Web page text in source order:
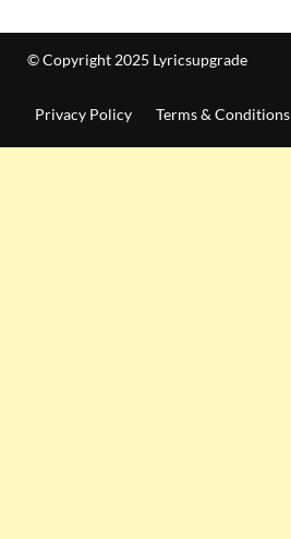
© Copyright 2025 Lyricsupgrade
Privacy Policy Terms & Conditions